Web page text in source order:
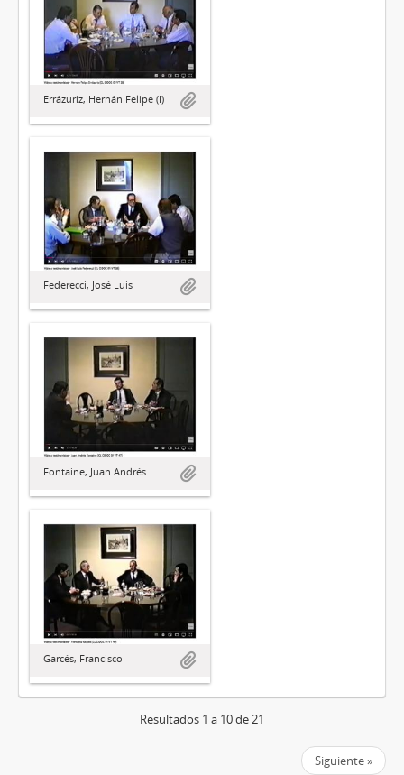
Errázuriz, Hernán Felipe (I)
Federecci, José Luis
Fontaine, Juan Andrés
Garcés, Francisco
Resultados 1 a 10 de 21
Siguiente »